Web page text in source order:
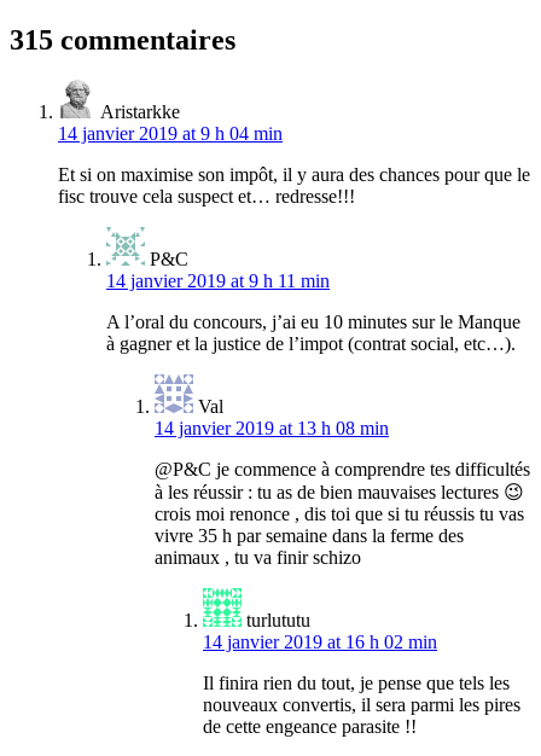
315 commentaires
Aristarkke
14 janvier 2019 at 9 h 04 min
Et si on maximise son impôt, il y aura des chances pour que le
fisc trouve cela suspect et… redresse!!!
P&C
14 janvier 2019 at 9 h 11 min
A l’oral du concours, j’ai eu 10 minutes sur le Manque
à gagner et la justice de l’impot (contrat social, etc…).
Val
14 janvier 2019 at 13 h 08 min
@P&C je commence à comprendre tes difficultés
à les réussir : tu as de bien mauvaises lectures 😉
crois moi renonce , dis toi que si tu réussis tu vas
vivre 35 h par semaine dans la ferme des
animaux , tu va finir schizo
turlututu
14 janvier 2019 at 16 h 02 min
Il finira rien du tout, je pense que tels les
nouveaux convertis, il sera parmi les pires
de cette engeance parasite !!